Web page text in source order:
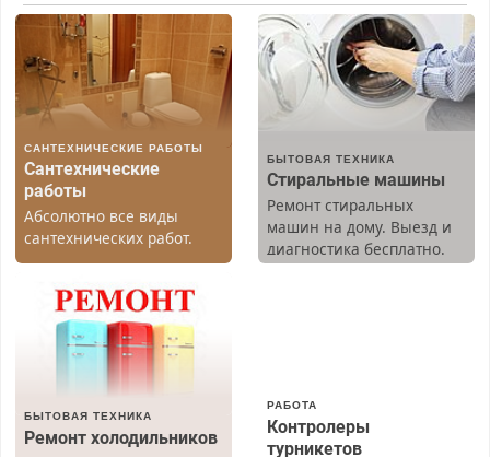
САНТЕХНИЧЕСКИЕ РАБОТЫ
Сантехнические
работы
Абсолютно все виды
сантехнических работ.
Быстро. Качественно.
БЫТОВАЯ ТЕХНИКА
Стиральные машины
Ремонт стиральных
машин на дому. Выезд и
диагностика бесплатно.
БЫТОВАЯ ТЕХНИКА
Ремонт холодильников
РАБОТА
Контролеры
турникетов